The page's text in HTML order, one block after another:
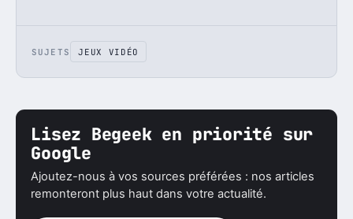
SUJETS JEUX VIDÉO
Lisez Begeek en priorité sur
Google
Ajoutez-nous à vos sources préférées : nos articles
remonteront plus haut dans votre actualité.